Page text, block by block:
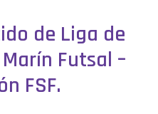
de Liga de
Marín Futsal –
FSF.